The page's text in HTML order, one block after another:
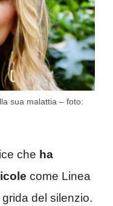
sua malattia – foto:
che ha
come Linea
del silenzio.